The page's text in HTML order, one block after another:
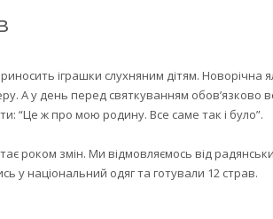
іграшки слухняним дітям. Новорічна
у день перед святкуванням обов’язково всі
“Це ж про мою родину. Все саме так і було”.
роком змін. Ми відмовляємось від
у національний одяг та готували 12 страв.